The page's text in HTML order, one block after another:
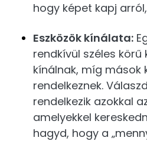
hogy képet kapj
Eszközök kínálata:
rendkívül széles
kínálnak, míg mások
rendelkeznek.
rendelkezik azokkal
amelyekkel
hagyd, hogy a